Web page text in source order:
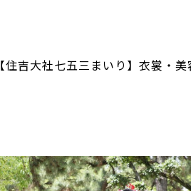
【住吉大社七五三まいり】衣裳・